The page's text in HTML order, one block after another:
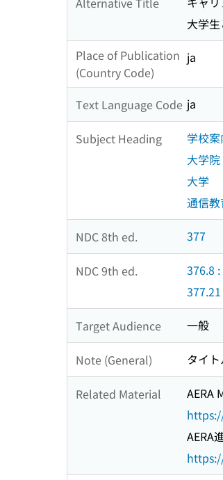
大学
Place of Publication
(Country Code)
ja
Text Language Code ja
Subject Heading
学校案
大学院
大学
通信教
NDC 8th ed. 377
NDC 9th ed.
376.8
Target Audience 一般
Note (General) タイ
Related Material
AERA
AERA